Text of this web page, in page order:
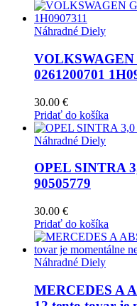
Náhradné Diely
0261200701
30.00 €
Pridať do košíka
Náhradné Diely
OPEL SINTRA
90505779
30.00 €
Pridať do košíka
Náhradné Diely
MERCEDES A